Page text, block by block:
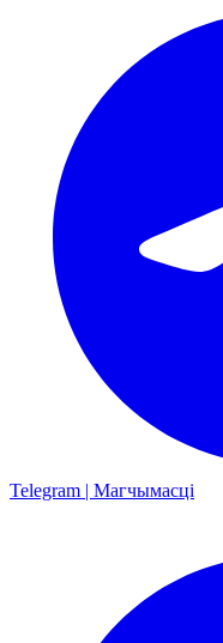
Telegram | Магчымасці